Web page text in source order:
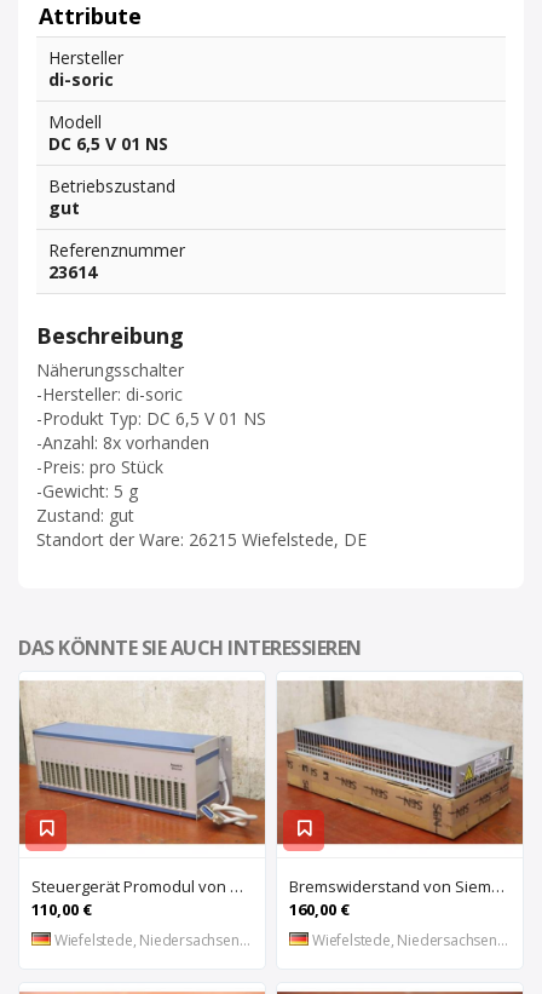
Attribute
Hersteller
di-soric
Modell
DC 6,5 V 01 NS
Betriebszustand
gut
Referenznummer
23614
Beschreibung
Näherungsschalter
-Hersteller: di-soric
-Produkt Typ: DC 6,5 V 01 NS
-Anzahl: 8x vorhanden
-Preis: pro Stück
-Gewicht: 5 g
Zustand: gut
Standort der Ware: 26215 Wiefelstede, DE
DAS KÖNNTE SIE AUCH INTERESSIEREN
Steuergerät Promodul von Schleicher Ilsemann – KEG 24-30 KCD 1
110,00 €
Wiefelstede, Niedersachsen, DE
Bremswiderstand von Siemens – 6SL3100-1BE21-3AA0
160,00 €
Wiefelstede, Niedersachsen, DE